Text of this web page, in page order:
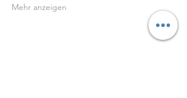
Mehr anzeigen